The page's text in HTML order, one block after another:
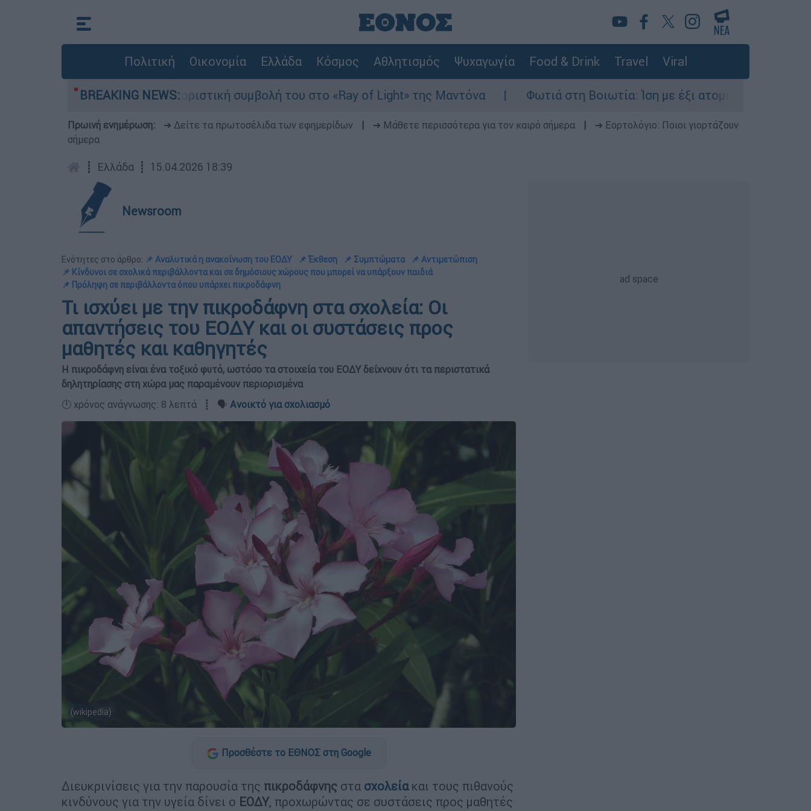
Πολιτική Οικονομία Ελλάδα Κόσμος Αθλητισμός Ψυχαγωγία Food & Drink Travel Viral
BREAKING NEWS:
Όρμπιτ - Η καθοριστική συμβολή του στο «Ray of Light» της Μαντόνα Φωτιά στη Βοιωτία: Ίση με έξι ατομικές βόμβες της Χιροσίμα
Πρωινή ενημέρωση: ➔ Δείτε τα πρωτοσέλιδα των εφημερίδων ➔ Μάθετε περισσότερα για τον καιρό σήμερα
➔ Εορτολόγιο: Ποιοι γιορτάζουν
σήμερα
┋ Ελλάδα ┋ 15.04.2026 18:39
Newsroom
Ενότητες στο άρθρο: 📌 Αναλυτικά η ανακοίνωση του ΕΟΔΥ 📌 Έκθεση 📌 Συμπτώματα
📌 Aντιμετώπιση
📌 Κίνδυνοι σε σχολικά περιβάλλοντα και σε δημόσιους χώρους που μπορεί να υπάρξουν παιδιά
📌 Πρόληψη σε περιβάλλοντα όπου υπάρχει πικροδάφνη
Τι ισχύει με την πικροδάφνη στα σχολεία: Οι
απαντήσεις του ΕΟΔΥ και οι συστάσεις προς
μαθητές και καθηγητές
Η πικροδάφνη είναι ένα τοξικό φυτό, ωστόσο τα στοιχεία του ΕΟΔΥ δείχνουν ότι τα περιστατικά
δηλητηρίασης στη χώρα μας παραμένουν περιορισμένα
🕛 χρόνος ανάγνωσης: 8 λεπτά ┋ 🗣️ Ανοικτό για σχολιασμό
(wikipedia)
Προσθέστε το ΕΘΝΟΣ στη Google
Διευκρινίσεις για την παρουσία της πικροδάφνης στα σχολεία και τους πιθανούς
κινδύνους για την υγεία δίνει ο ΕΟΔΥ, προχωρώντας σε συστάσεις προς μαθητές